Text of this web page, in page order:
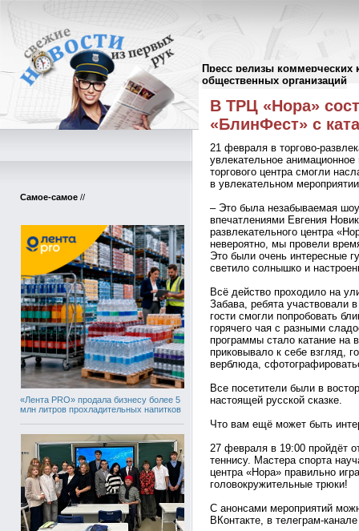
Пресс релизы коммерческих
общественных организаций
Самое-самое //
«Лента PRO» продала бизнесу более 5
млн литров прохладительных напитков
Пресс-релизы//
В ТРЦ «Нора»
«БлинФест» с
21 февраля в торгово-
увлекательное
торгового центра смогли
в увлекательном
– Это была незабываемая
впечатлениями Евгения
развлекательного центра
невероятно, мы провели
Это были очень интересные
светило солнышко и
Всё действо проходило на
Забава, ребята участвовали
гости смогли попробовать
горячего чая с разными
программы стало катание на
приковывало к себе взгляд,
верблюда,
Все посетители были в
настоящей русской сказке.
Что вам ещё может быть
27 февраля в 19:00 пройдёт
теннису. Мастера спорта
центра «Нора» правильно
головокружительные трюки!
С анонсами мероприятий
ВКонтакте, в телеграм-